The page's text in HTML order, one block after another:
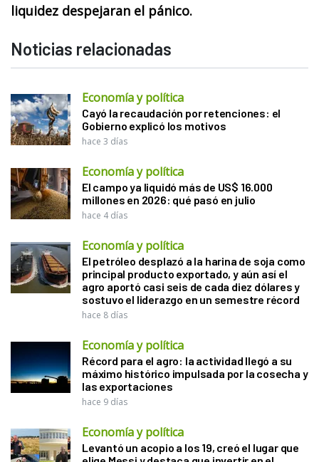
liquidez despejaran el pánico.
Noticias relacionadas
Economía y política
Cayó la recaudación por retenciones: el
Gobierno explicó los motivos
hace 3 días
Economía y política
El campo ya liquidó más de US$ 16.000
millones en 2026: qué pasó en julio
hace 4 días
Economía y política
El petróleo desplazó a la harina de soja como
principal producto exportado, y aún así el
agro aportó casi seis de cada diez dólares y
sostuvo el liderazgo en un semestre récord
hace 8 días
Economía y política
Récord para el agro: la actividad llegó a su
máximo histórico impulsada por la cosecha y
las exportaciones
hace 9 días
Economía y política
Levantó un acopio a los 19, creó el lugar que